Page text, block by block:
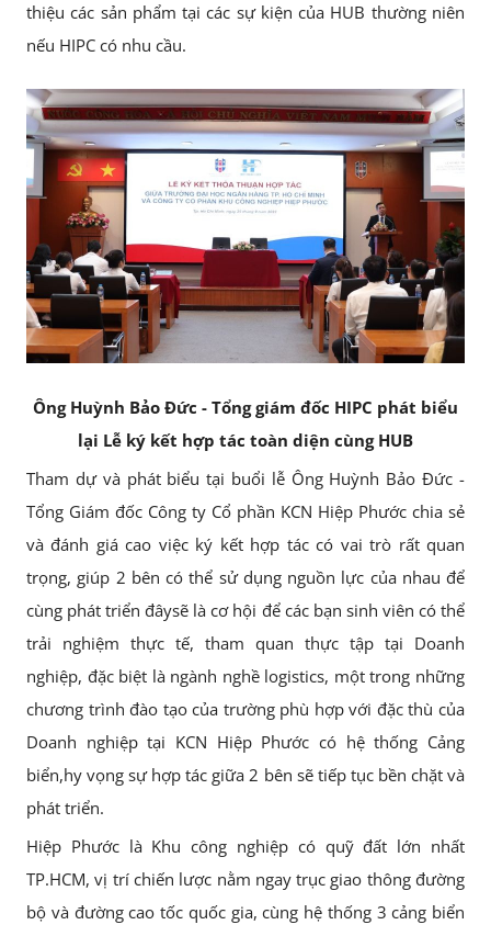
thiệu các sản phẩm tại các sự kiện của HUB thường niên
nếu HIPC có nhu cầu.
Ông Huỳnh Bảo Đức - Tổng giám đốc HIPC phát biểu
lại Lễ ký kết hợp tác toàn diện cùng HUB
Tham dự và phát biểu tại buổi lễ Ông Huỳnh Bảo Đức -
Tổng Giám đốc Công ty Cổ phần KCN Hiệp Phước chia sẻ
và đánh giá cao việc ký kết hợp tác có vai trò rất quan
trọng, giúp 2 bên có thể sử dụng nguồn lực của nhau để
cùng phát triển đâysẽ là cơ hội để các bạn sinh viên có thể
trải nghiệm thực tế, tham quan thực tập tại Doanh
nghiệp, đặc biệt là ngành nghề logistics, một trong những
chương trình đào tạo của trường phù hợp với đặc thù của
Doanh nghiệp tại KCN Hiệp Phước có hệ thống Cảng
biển,hy vọng sự hợp tác giữa 2 bên sẽ tiếp tục bền chặt và
phát triển.
Hiệp Phước là Khu công nghiệp có quỹ đất lớn nhất
TP.HCM, vị trí chiến lược nằm ngay trục giao thông đường
bộ và đường cao tốc quốc gia, cùng hệ thống 3 cảng biển